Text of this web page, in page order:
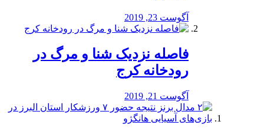
آگوست 23, 2019
️فاصله نزدیک شنا و مرگ در
رودخانه کرج
آگوست 21, 2019